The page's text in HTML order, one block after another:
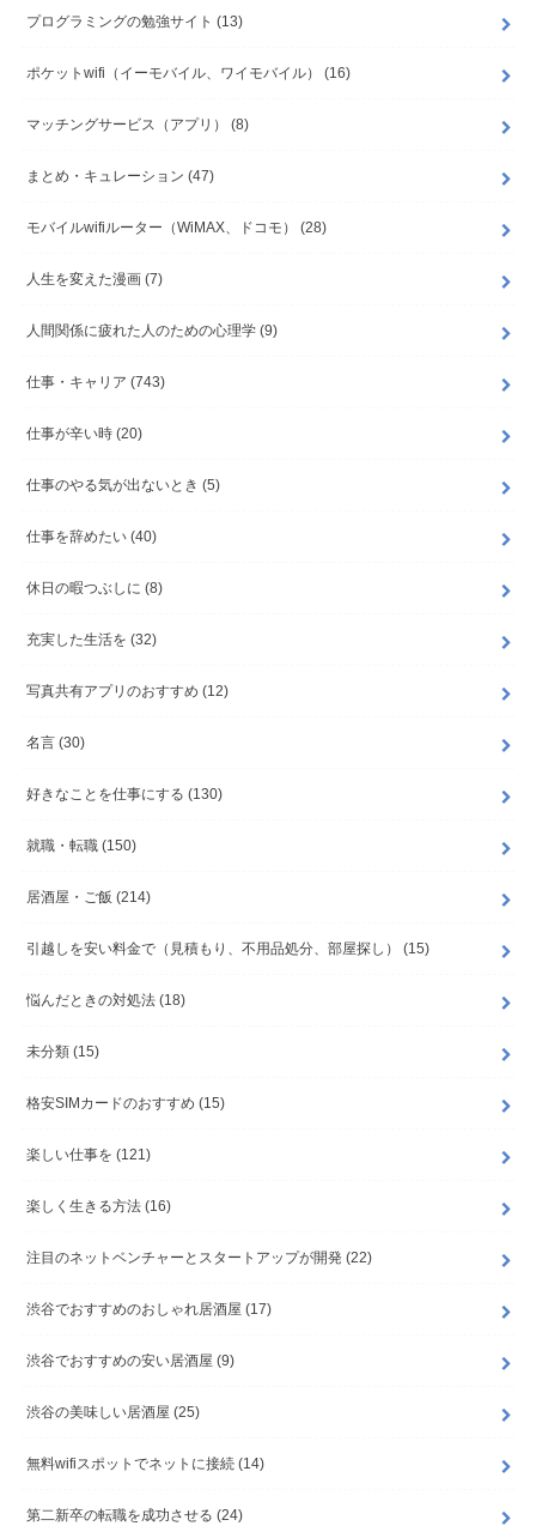
プログラミングの勉強サイト (13)
ポケットwifi（イーモバイル、ワイモバイル） (16)
マッチングサービス（アプリ） (8)
まとめ・キュレーション (47)
モバイルwifiルーター（WiMAX、ドコモ） (28)
人生を変えた漫画 (7)
人間関係に疲れた人のための心理学 (9)
仕事・キャリア (743)
仕事が辛い時 (20)
仕事のやる気が出ないとき (5)
仕事を辞めたい (40)
休日の暇つぶしに (8)
充実した生活を (32)
写真共有アプリのおすすめ (12)
名言 (30)
好きなことを仕事にする (130)
就職・転職 (150)
居酒屋・ご飯 (214)
引越しを安い料金で（見積もり、不用品処分、部屋探し） (15)
悩んだときの対処法 (18)
未分類 (15)
格安SIMカードのおすすめ (15)
楽しい仕事を (121)
楽しく生きる方法 (16)
注目のネットベンチャーとスタートアップが開発 (22)
渋谷でおすすめのおしゃれ居酒屋 (17)
渋谷でおすすめの安い居酒屋 (9)
渋谷の美味しい居酒屋 (25)
無料wifiスポットでネットに接続 (14)
第二新卒の転職を成功させる (24)